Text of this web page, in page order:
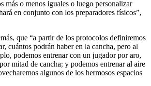
más o menos iguales o luego personalizar
en conjunto con los preparadores físicos”,
que “a partir de los protocolos definiremos
cuántos podrán haber en la cancha, pero al
podemos entrenar con un jugador por aro,
mitad de cancha; y podemos entrenar al aire
algunos de los hermosos espacios